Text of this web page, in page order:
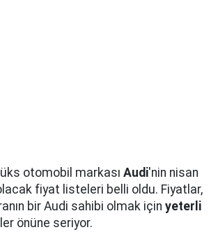
otomobil markası Audi'nin nisan
fiyat listeleri belli oldu. Fiyatlar,
bir Audi sahibi olmak için yeterli
önüne seriyor.